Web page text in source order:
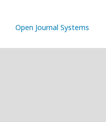
Open Journal Systems